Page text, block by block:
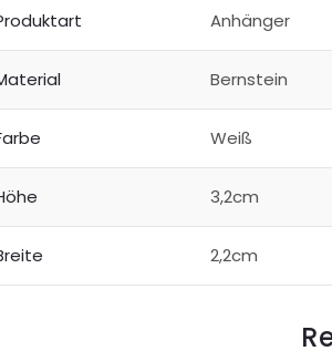
Anhänger
Bernstein
Weiß
3,2cm
2,2cm